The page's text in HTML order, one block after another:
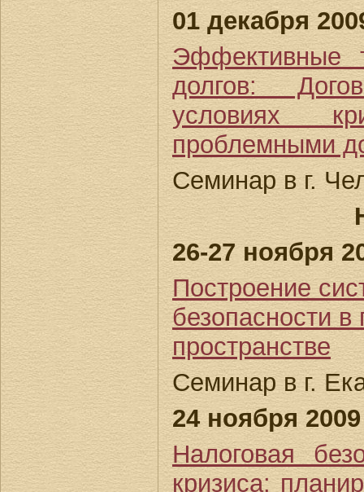
01 декабря
Эффективные
долгов:
условиях
проблемными
Семинар в г.
26-27 ноября
Построение
безопасности в
пространстве
Семинар в г.
24 ноября 2009
Налоговая
кризиса: